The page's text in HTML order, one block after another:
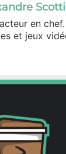
Scotti
en
et jeux